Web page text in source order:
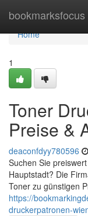
bookmarksfocus
Home
Home
1
Toner
Preise &
deaconfdyy780596
Suchen Sie
Hauptstadt? Die
Toner zu günstigen
https://
druckerpatronen-